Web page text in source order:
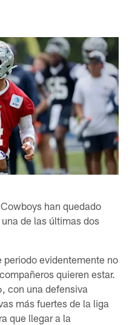
han quedado
de las últimas dos
evidentemente no
quieren estar.
con una defensiva
más fuertes de la liga
que llegar a la